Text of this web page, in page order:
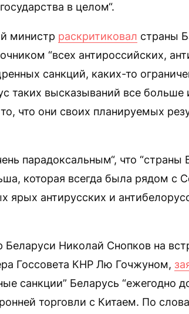
в целом“.
министр раскритиковал страны
“всех антироссийских,
санкций, каких-то
таких высказываний все
что они своих планируемых
парадоксальным“, что
которая всегда была рядом с
ярых антирусских и
Николай Снопков на
Госсовета КНР Лю Гочжуном,
санкции” Беларусь “ежегодно
торговли с Китаем. По